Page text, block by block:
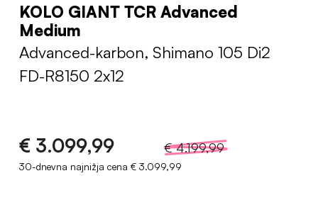
KOLO GIANT TCR Advanced
Medium
Advanced-karbon, Shimano 105 Di2
FD-R8150 2x12
€ 3.099,99 € 4.199,99
30-dnevna najnižja cena € 3.099,99